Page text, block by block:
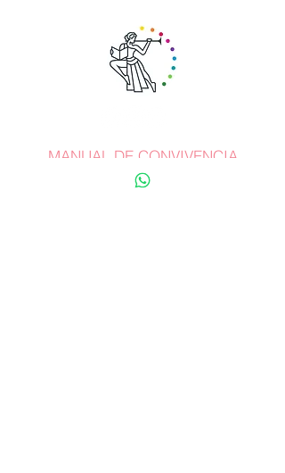
MANUAL DE CONVIVENCIA
+57 318 782 7287